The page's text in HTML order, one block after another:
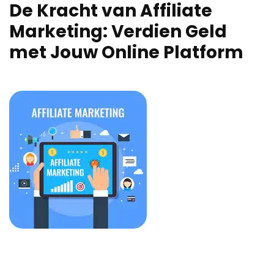
De Kracht van Affiliate
Marketing: Verdien Geld
met Jouw Online Platform